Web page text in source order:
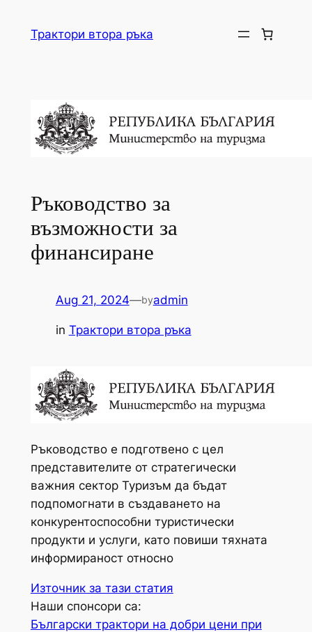
Трактори втора ръка
Ръководство за
възможности за
финансиране
Aug 21, 2024—byadmin
in Трактори втора ръка
Ръководство е подготвено с цел
представителите от стратегически
важния сектор Туризъм да бъдат
подпомогнати в създаването на
конкурентоспособни туристически
продукти и услуги, като повиши тяхната
информираност относно
Източник за тази статия
Наши спонсори са:
Български трактори на добри цени при